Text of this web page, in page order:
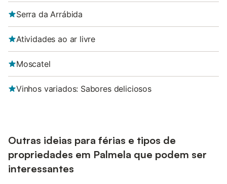
Serra da Arrábida
Atividades ao ar livre
Moscatel
Vinhos variados: Sabores deliciosos
Outras ideias para férias e tipos de
propriedades em Palmela que podem ser
interessantes